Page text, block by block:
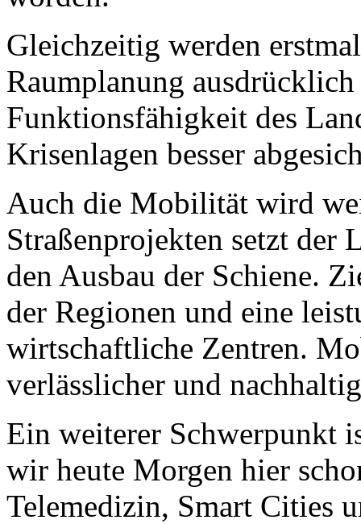
Gleichzeitig werden
Raumplanung
Funktionsfähigkeit des
Krisenlagen besser
Auch die Mobilität wird
Straßenprojekten setzt der
den Ausbau der Schiene.
der Regionen und eine
wirtschaftliche Zentren.
verlässlicher und
Ein weiterer Schwerpunkt
wir heute Morgen hier
Telemedizin, Smart Cities